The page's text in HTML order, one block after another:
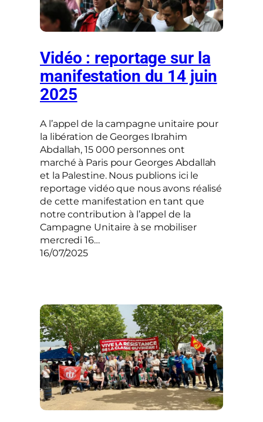
Vidéo : reportage sur la
manifestation du 14 juin
2025
A l’appel de la campagne unitaire pour
la libération de Georges Ibrahim
Abdallah, 15 000 personnes ont
marché à Paris pour Georges Abdallah
et la Palestine. Nous publions ici le
reportage vidéo que nous avons réalisé
de cette manifestation en tant que
notre contribution à l’appel de la
Campagne Unitaire à se mobiliser
mercredi 16…
16/07/2025